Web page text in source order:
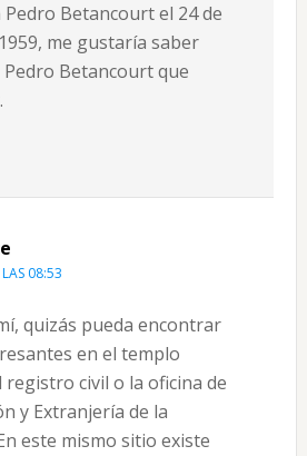
Betancourt el 24 de
me gustaría saber
Betancourt que
08:53
quizás pueda encontrar
en el templo
registro civil o la oficina de
y Extranjería de la
este mismo sitio existe